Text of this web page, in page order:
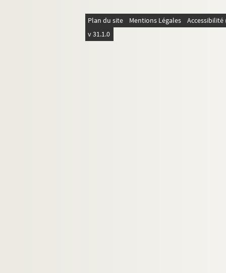
Plan du site Mentions Légales
v 31.1.0